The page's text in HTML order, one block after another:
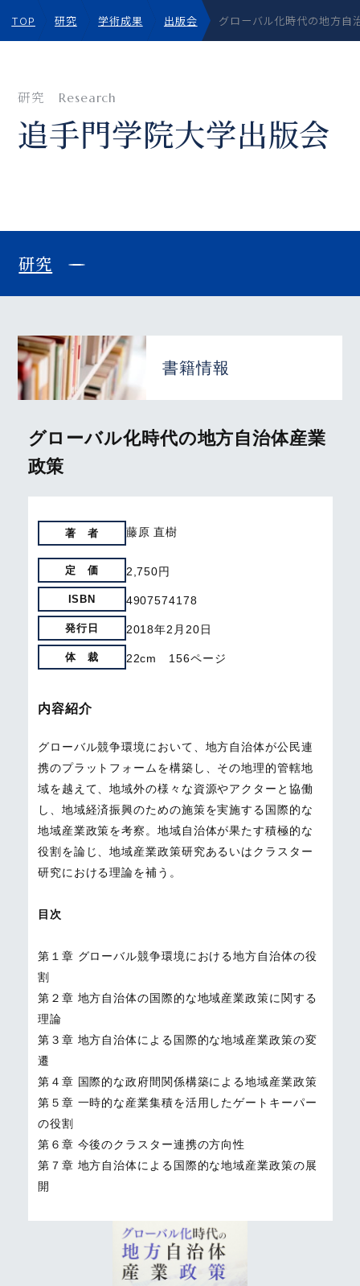
TOP 研究 学術成果 出版会 グローバル化時代の地方自
研究 Research
追手門学院大学出版会
研究
書籍情報
グローバル化時代の地方自治体産業
政策
著 者 藤原 直樹
定 価 2,750円
ISBN 4907574178
発行日 2018年2月20日
体 裁 22cm 156ページ
内容紹介
グローバル競争環境において、地方自治体が公民連
携のプラットフォームを構築し、その地理的管轄地
域を越えて、地域外の様々な資源やアクターと協働
し、地域経済振興のための施策を実施する国際的な
地域産業政策を考察。地域自治体が果たす積極的な
役割を論じ、地域産業政策研究あるいはクラスター
研究における理論を補う。
目次
第１章 グローバル競争環境における地方自治体の役
割
第２章 地方自治体の国際的な地域産業政策に関する
理論
第３章 地方自治体による国際的な地域産業政策の変
遷
第４章 国際的な政府間関係構築による地域産業政策
第５章 一時的な産業集積を活用したゲートキーパー
の役割
第６章 今後のクラスター連携の方向性
第７章 地方自治体による国際的な地域産業政策の展
開